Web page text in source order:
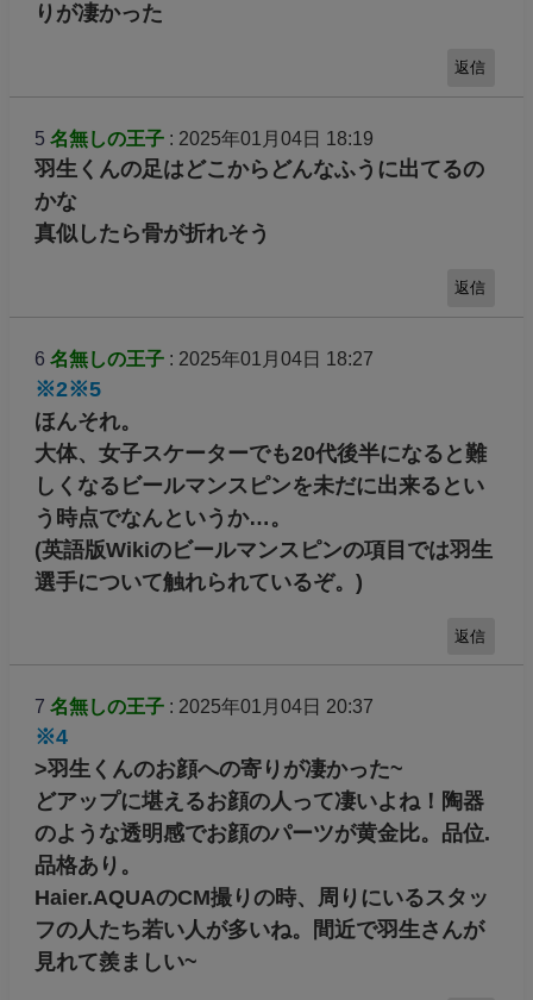
りが凄かった
返信
5 名無しの王子: 2025年01月04日 18:19
羽生くんの足はどこからどんなふうに出てるの
かな
真似したら骨が折れそう
返信
6 名無しの王子: 2025年01月04日 18:27
※2※5
ほんそれ。
大体、女子スケーターでも20代後半になると難
しくなるビールマンスピンを未だに出来るとい
う時点でなんというか…。
(英語版Wikiのビールマンスピンの項目では羽生
選手について触れられているぞ。)
返信
7 名無しの王子: 2025年01月04日 20:37
※4
>羽生くんのお顔への寄りが凄かった~
どアップに堪えるお顔の人って凄いよね！陶器
のような透明感でお顔のパーツが黄金比。品位.
品格あり。
Haier.AQUAのCM撮りの時、周りにいるスタッ
フの人たち若い人が多いね。間近で羽生さんが
見れて羨ましい~